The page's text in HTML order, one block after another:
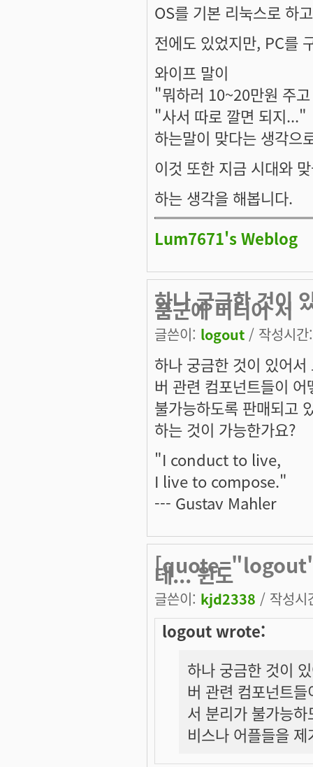
OS를 기본 리눅스로 하
전에도 있었지만, PC를
와이프 말이
"뭐하러 10~20만원 주
"사서 따로 깔면 되지..."
하는말이 맞다는 생각으
이것 또한 지금 시대와
하는 생각을 해봅니다.
Lum7671's Weblog
하나 궁금한 것이
품군에 미디어 서
글쓴이: logout / 작성시
하나 궁금한 것이 있어
버 관련 컴포넌트들이
불가능하도록 판매되고
하는 것이 가능한가요?
"I conduct to live,
I live to compose."
--- Gustav Mahler
[quote="logout"]
데... 윈도
글쓴이: kjd2338 / 작성
logout wrote:
하나 궁금한 것이
버 관련 컴포넌트
서 분리가 불가능
비스나 어플들을